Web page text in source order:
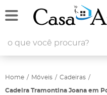
Home Móveis Cadeiras
Cadeira Tramontina Joana em